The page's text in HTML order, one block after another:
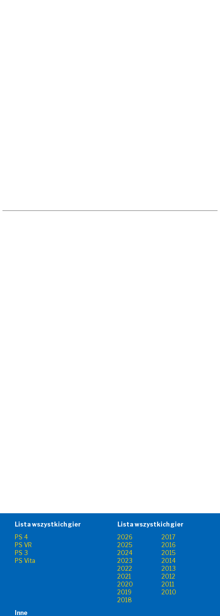
Lista wszystkich gier
PS 4
PS VR
PS 3
PS Vita
Lista wszystkich gier
2026
2017
2025
2016
2024
2015
2023
2014
2022
2013
2021
2012
2020
2011
2019
2010
2018
Inne